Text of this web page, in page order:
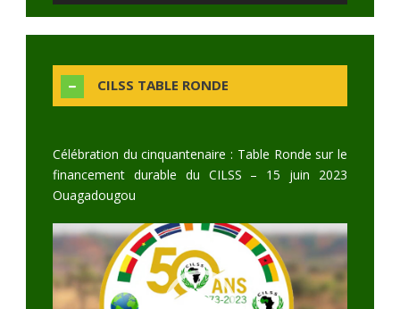
CILSS TABLE RONDE
Célébration du cinquantenaire : Table Ronde sur le
financement durable du CILSS – 15 juin 2023
Ouagadougou
Video
Player